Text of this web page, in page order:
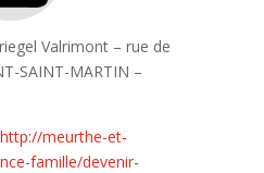
Valrimont – rue de
SAINT-MARTIN –
http://meurthe-et-
famille/devenir-